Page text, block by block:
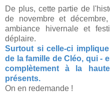
De plus, cette partie de
de novembre et
ambiance hivernale et
déplaire.
Surtout si celle-ci
de la famille de Cléo, qui -
complètement à la
présents.
On en redemande !